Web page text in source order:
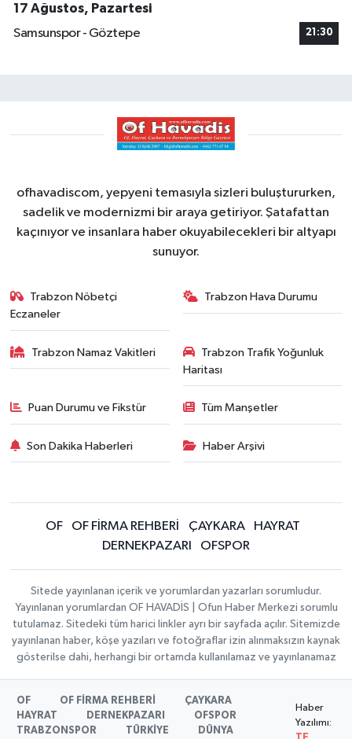
17 Ağustos, Pazartesi
Samsunspor - Göztepe
21:30
ofhavadiscom, yepyeni temasıyla sizleri buluştururken,
sadelik ve modernizmi bir araya getiriyor. Şatafattan
kaçınıyor ve insanlara haber okuyabilecekleri bir altyapı
sunuyor.
Trabzon Nöbetçi
Eczaneler
Trabzon Hava Durumu
Trabzon Namaz Vakitleri
Trabzon Trafik Yoğunluk
Haritası
Puan Durumu ve Fikstür Tüm Manşetler
Son Dakika Haberleri Haber Arşivi
OF OF FİRMA REHBERİ ÇAYKARA
HAYRAT
DERNEKPAZARI
OFSPOR
Sitede yayınlanan içerik ve yorumlardan yazarları sorumludur.
Yayınlanan yorumlardan OF HAVADİS | Ofun Haber Merkezi sorumlu
tutulamaz. Sitedeki tüm harici linkler ayrı bir sayfada açılır. Sitemizde
yayınlanan haber, köşe yazıları ve fotoğraflar izin alınmaksızın kaynak
gösterilse dahi, herhangi bir ortamda kullanılamaz ve yayınlanamaz
OF OF FİRMA REHBERİ
ÇAYKARA
HAYRAT
DERNEKPAZARI
OFSPOR
TRABZONSPOR
TÜRKİYE DÜNYA
Haber
Yazılımı: